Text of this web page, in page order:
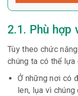
2.1. Phù
Tùy theo chức
chúng ta có thể
Ở những nơi có
len, lụa vì